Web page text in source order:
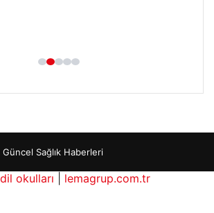
Sağlık Haberleri
okulları
lemagrup.com.tr